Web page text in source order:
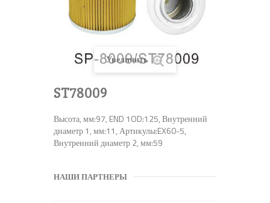
Увеличить
ST78009
Высота, мм:97, END 1OD:125, Внутренний
диаметр 1, мм:11, Артикулы:EX60-5,
Внутренний диаметр 2, мм:59
НАШИ ПАРТНЕРЫ